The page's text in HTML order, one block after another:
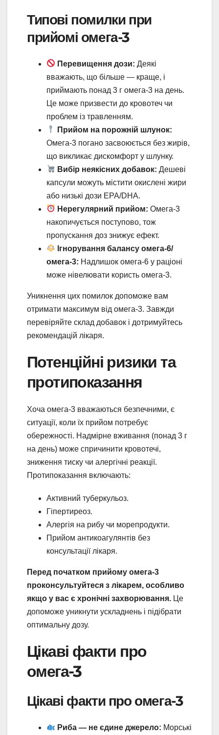
Типові помилки при
прийомі омега-3
Перевищення дози: Деякі
вважають, що більше — краще, і
приймають понад 3 г омега-3 на день.
Це може призвести до кровотеч чи
проблем із травленням.
Прийом на порожній шлунок:
Омега-3 погано засвоюється без жирів,
що викликає дискомфорт у шлунку.
Вибір неякісних добавок: Дешеві
капсули можуть містити окислені жири
або низькі дози EPA/DHA.
Нерегулярний прийом: Омега-3
накопичується поступово, тож
пропускання доз знижує ефект.
Ігнорування балансу омега-6/
омега-3: Надлишок омега-6 у раціоні
може нівелювати користь омега-3.
Уникнення цих помилок допоможе вам
отримати максимум від омега-3. Завжди
перевіряйте склад добавок і дотримуйтесь
рекомендацій лікаря.
Потенційні ризики та
протипоказання
Хоча омега-3 вважаються безпечними, є
ситуації, коли їх прийом потребує
обережності. Надмірне вживання (понад 3 г
на день) може спричинити кровотечі,
зниження тиску чи алергічні реакції.
Протипоказання включають:
Активний туберкульоз.
Гіпертиреоз.
Алергія на рибу чи морепродукти.
Прийом антикоагулянтів без
консультації лікаря.
Перед початком прийому омега-3
проконсультуйтеся з лікарем, особливо
якщо у вас є хронічні захворювання. Це
допоможе уникнути ускладнень і підібрати
оптимальну дозу.
Цікаві факти про
омега-3
Цікаві факти про омега-3
Риба — не єдине джерело: Морські